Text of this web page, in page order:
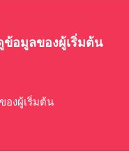
ข้อมูลของผู้เริ่มต้น
องผู้เริ่มต้น